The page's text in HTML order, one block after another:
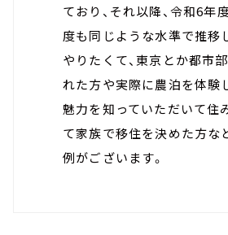
ており、それ以降、令和6年
度も同じような水準で推移
やりたくて、東京とか都市
れた方や実際に農泊を体験
魅力を知っていただいて住
て家族で移住を決めた方な
例がございます。